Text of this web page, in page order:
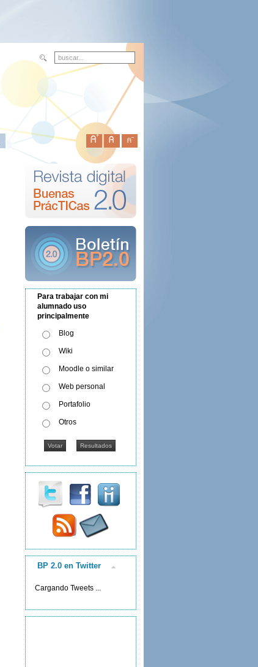
Para trabajar con mi
alumnado uso
principalmente
Blog
Wiki
Moodle o similar
Web personal
Portafolio
Otros
BP 2.0 en Twitter
Cargando Tweets ...